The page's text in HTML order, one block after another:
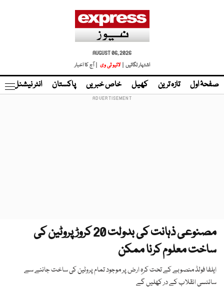
AUGUST 06, 2026
اشتہار لگائیں |
لائیو ٹی وی | آج کا اخبار
صفحۂ اول تازہ ترین کھیل خاص خبریں پاکستان انٹر نیشنل
مصنوعی ذہانت کی بدولت 20 کروڑ پروٹین کی
ساخت معلوم کرنا ممکن
ایلفا فولڈ منصوبے کے تحت کرہِ ارض پر موجود تمام پروٹین کی ساخت جاننے سے
سائنسی انقلاب کے در کھلیں گے